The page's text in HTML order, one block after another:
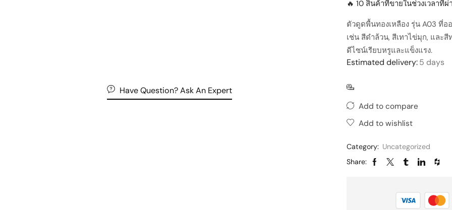
Have Question? Ask An Expert
🔥 10 สินค้าที่ขายในช่วงเวลาที่
ตัวดูดพื้นทองเหลือง รุ่น A03 ที่
เช่น สีดำล้วน, สีเทาไข่มุก, และ
ดีไซน์เรียบหรูและแข็งแรง.
Estimated delivery:5 days
Add to compare
Add to wishlist
Category: Uncategorized
Share: